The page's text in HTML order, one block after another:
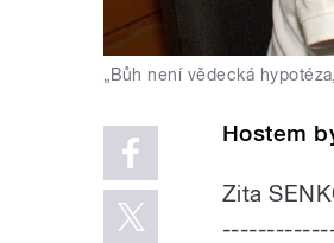
„Bůh není vědecká
Hostem
Zita